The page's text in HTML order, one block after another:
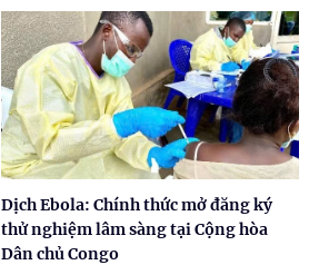
Dịch Ebola: Chính thức mở đăng ký
thử nghiệm lâm sàng tại Cộng hòa
Dân chủ Congo